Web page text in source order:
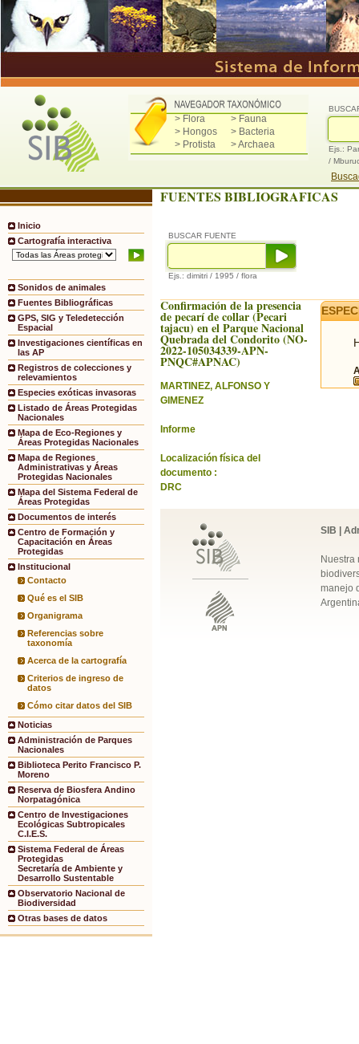
> Flora
> Fauna
> Hongos
> Bacteria
> Protista
> Archaea
Ejs.:
/
Inicio
Cartografía interactiva
Sonidos de animales
Fuentes Bibliográficas
GPS, SIG y Teledetección
Espacial
Investigaciones científicas en
las AP
Registros de colecciones y
relevamientos
Especies exóticas invasoras
Listado de Áreas Protegidas
Nacionales
Mapa de Eco-Regiones y
Áreas Protegidas Nacionales
Mapa de Regiones
Administrativas y Áreas
Protegidas Nacionales
Mapa del Sistema Federal de
Áreas Protegidas
Documentos de interés
Centro de Formación y
Capacitación en Áreas
Protegidas
Institucional
Contacto
Qué es el SIB
Organigrama
Referencias sobre
taxonomía
Acerca de la cartografía
Criterios de ingreso de
datos
Cómo citar datos del SIB
Noticias
Administración de Parques
Nacionales
Biblioteca Perito Francisco P.
Moreno
Reserva de Biosfera Andino
Norpatagónica
Centro de Investigaciones
Ecológicas Subtropicales
C.I.E.S.
Sistema Federal de Áreas
Protegidas
Secretaría de Ambiente y
Desarrollo Sustentable
Observatorio Nacional de
Biodiversidad
Otras bases de datos
FUENTES BIBLIOGRAFICAS
BUSCAR FUENTE
Ejs.: dimitri / 1995 / flora
Confirmación de la presencia
de pecarí de collar (Pecari
tajacu) en el Parque Nacional
Quebrada del Condorito (NO-
2022-105034339-APN-
PNQC#APNAC)
MARTINEZ, ALFONSO Y
GIMENEZ
Informe
Localización física del
documento :
DRC
SIB |
Nuestra
manejo